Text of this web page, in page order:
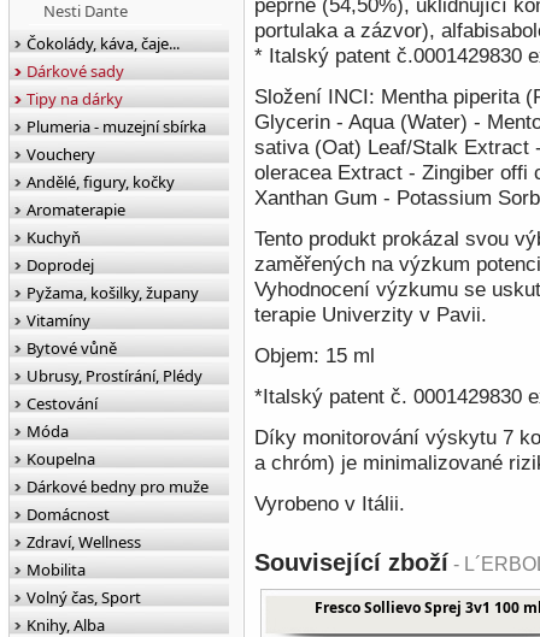
peprné (54,50%), uklidňující
portulaka a zázvor),
* Italský patent č.0001429830
Složení INCI: Mentha piperita
Glycerin - Aqua (Water) -
sativa (Oat) Leaf/Stalk Extract
oleracea Extract - Zingiber offi
Xanthan Gum - Potassium
Tento produkt prokázal svou
zaměřených na výzkum
Vyhodnocení výzkumu se
terapie Univerzity v Pavii.
Objem: 15 ml
*Italský patent č. 0001429830
Díky monitorování výskytu 7
a chróm) je minimalizované
Vyrobeno v Itálii.
Související zboží -
Fresco Sollievo Sprej 3v1 100
Nesti Dante
Čokolády, káva, čaje...
Dárkové sady
Tipy na dárky
Plumeria - muzejní sbírka
Vouchery
Andělé, figury, kočky
Aromaterapie
Kuchyň
Doprodej
Pyžama, košilky, župany
Vitamíny
Bytové vůně
Ubrusy, Prostírání, Plédy
Cestování
Móda
Koupelna
Dárkové bedny pro muže
Domácnost
Zdraví, Wellness
Mobilita
Volný čas, Sport
Knihy, Alba